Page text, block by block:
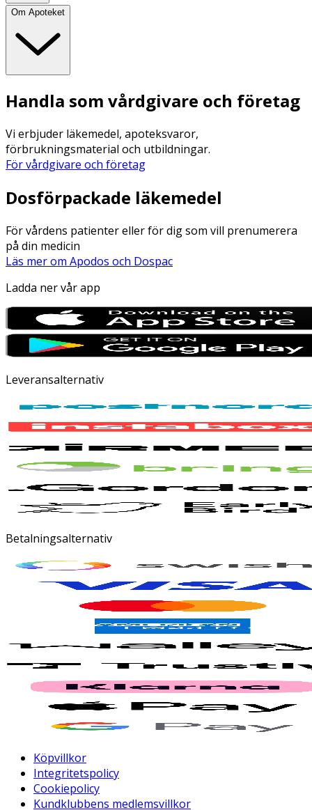
Om Apoteket
Handla som vårdgivare och företag
Vi erbjuder läkemedel, apoteksvaror,
förbrukningsmaterial och utbildningar.
För vårdgivare och företag
Dosförpackade läkemedel
För vårdens patienter eller för dig som vill prenumerera
på din medicin
Läs mer om Apodos och Dospac
Ladda ner vår app
Leveransalternativ
Betalningsalternativ
Köpvillkor
Integritetspolicy
Cookiepolicy
Kundklubbens medlemsvillkor